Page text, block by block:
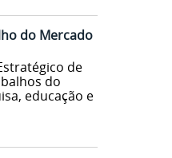
do Mercado
de
do
educação e